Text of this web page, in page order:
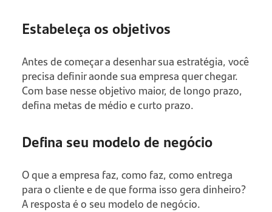
Estabeleça os objetivos
Antes de começar a desenhar sua estratégia, você
precisa definir aonde sua empresa quer chegar.
Com base nesse objetivo maior, de longo prazo,
defina metas de médio e curto prazo.
Defina seu modelo de negócio
O que a empresa faz, como faz, como entrega
para o cliente e de que forma isso gera dinheiro?
A resposta é o seu modelo de negócio.